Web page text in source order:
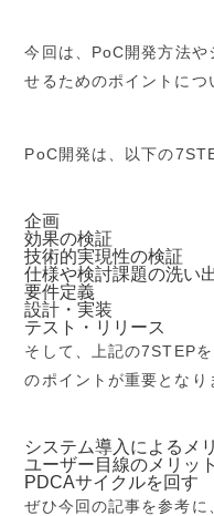
今回は、PoC開発方法や
せるためのポイントにつ
PoC開発は、以下の
企画
効果の検証
技術的実現性の検証
仕様や検討課題の洗い
要件定義
設計・実装
テスト・リリース
そして、上記の7STEP
のポイントが重要となり
システム導入によるメ
ユーザー目線のメリッ
PDCAサイクルを回す
ぜひ今回の記事を参考